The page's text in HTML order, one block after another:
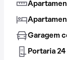
Garagem
Portaria